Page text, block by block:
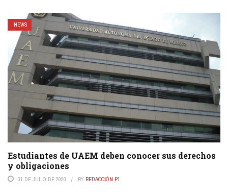
NEWS
Estudiantes de UAEM deben conocer sus derechos
y obligaciones
31 DE JULIO DE 2020 BY REDACCIÓN P1